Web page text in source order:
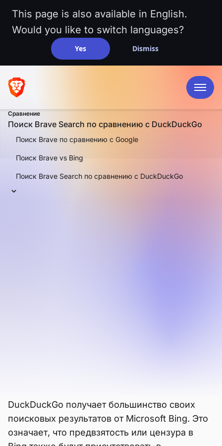
This page is also available in English.
Would you like to switch languages?
Yes Dismiss
Сравнение
Поиск Brave Search по сравнению с DuckDuckGo
Поиск Brave по сравнению с Google
Поиск Brave vs Bing
Поиск Brave Search по сравнению с DuckDuckGo
СРАВНЕНИЕ
DuckDuckGo получает большинство своих
поисковых результатов от Microsoft Bing. Это
означает, что предвзятость или цензура в